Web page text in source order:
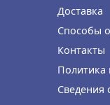
Доставка
Способы
Контакты
Политика
Сведения